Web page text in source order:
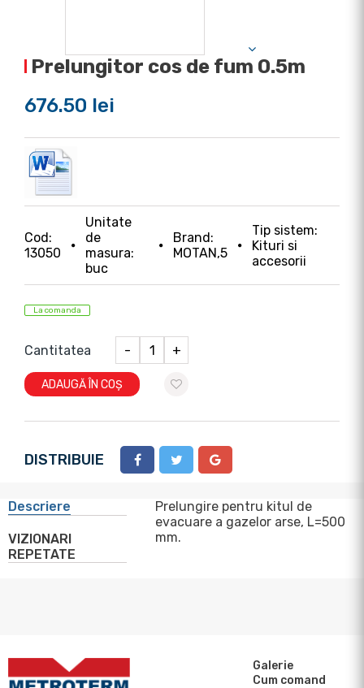
Prelungitor cos de fum 0.5m
676.50 lei
Cod:
13050
Unitate
de
masura:
buc
Brand:
MOTAN,5
Tip sistem:
Kituri si
accesorii
La comanda
Cantitatea - +
ADAUGĂ ÎN COȘ
DISTRIBUIE
Descriere
VIZIONARI
REPETATE
Prelungire pentru kitul de
evacuare a gazelor arse, L=500
mm.
Galerie
Cum comand